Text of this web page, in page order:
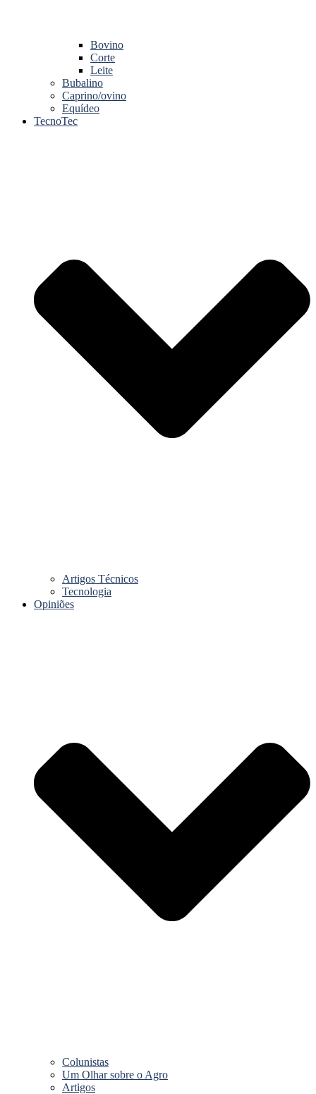
Bovino
Corte
Leite
Bubalino
Caprino/ovino
Equídeo
TecnoTec
Artigos Técnicos
Tecnologia
Opiniões
Colunistas
Um Olhar sobre o Agro
Artigos